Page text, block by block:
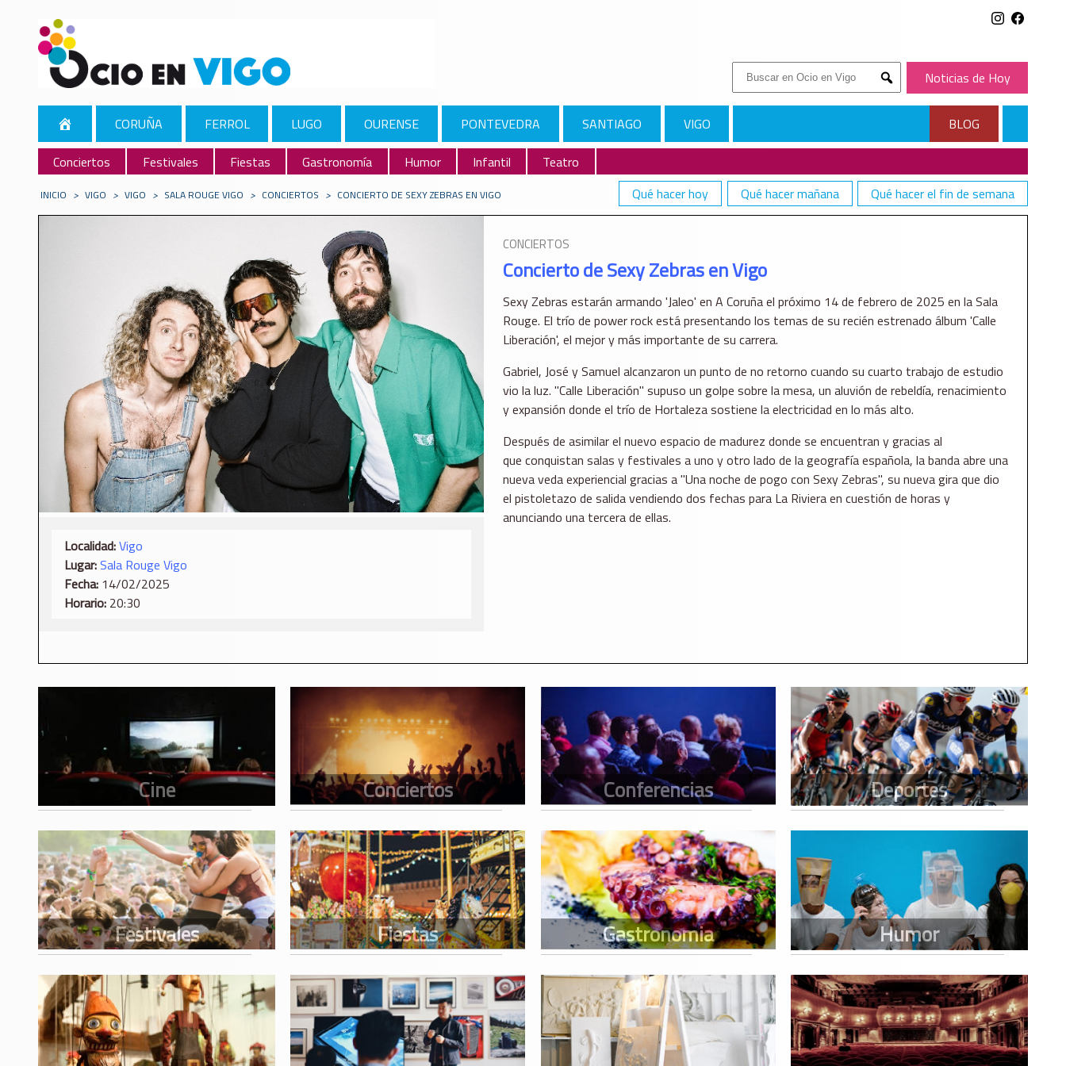
Buscar:
Submit
Noticias de Hoy
CORUÑA FERROL LUGO OURENSE PONTEVEDRA SANTIAGO VIGO
BLOG
Conciertos
Festivales Fiestas Gastronomía Humor Infantil
Teatro
Qué hacer hoy
Qué hacer mañana Qué hacer el fin de semana
INICIO > VIGO > VIGO > SALA ROUGE VIGO > CONCIERTOS > CONCIERTO DE SEXY ZEBRAS EN VIGO
Localidad:Vigo
Lugar:Sala Rouge Vigo
Fecha: 14/02/2025
Horario: 20:30
CONCIERTOS
Concierto de Sexy Zebras en Vigo
Sexy Zebras estarán armando 'Jaleo' en A Coruña el próximo 14 de febrero de 2025 en la Sala
Rouge. El trío de power rock está presentando los temas de su recién estrenado álbum 'Calle
Liberación', el mejor y más importante de su carrera.
Gabriel, José y Samuel alcanzaron un punto de no retorno cuando su cuarto trabajo de estudio
vio la luz. "Calle Liberación" supuso un golpe sobre la mesa, un aluvión de rebeldía, renacimiento
y expansión donde el trío de Hortaleza sostiene la electricidad en lo más alto.
Después de asimilar el nuevo espacio de madurez donde se encuentran y gracias al
que conquistan salas y festivales a uno y otro lado de la geografía española, la banda abre una
nueva veda experiencial gracias a "Una noche de pogo con Sexy Zebras", su nueva gira que dio
el pistoletazo de salida vendiendo dos fechas para La Riviera en cuestión de horas y
anunciando una tercera de ellas.